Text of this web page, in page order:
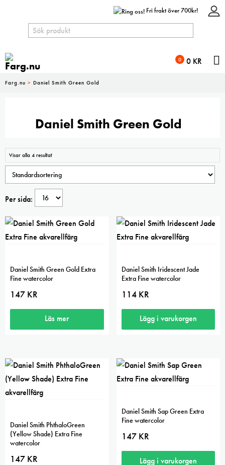
Fri frakt över 700kr!
0 0 KR
Farg.nu > Daniel Smith Green Gold
Daniel Smith Green Gold
Visar alla 4 resultat
Per sida:
Daniel Smith Green Gold Extra
Fine watercolor
147 KR
Läs mer
Daniel Smith Iridescent Jade
Extra Fine watercolor
114 KR
Lägg i varukorgen
Daniel Smith PhthaloGreen
(Yellow Shade) Extra Fine
watercolor
147 KR
Daniel Smith Sap Green Extra
Fine watercolor
147 KR
Lägg i varukorgen